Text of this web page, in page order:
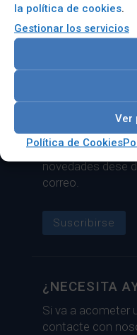
la política de cookies.
Gestionar los servicios
Ver
Política de Cookies
BOARDS
Si necesita estar
y conocer de
novedades dese
correo.
Suscribirse
¿NECESITA
Si va a acometer
contacte con